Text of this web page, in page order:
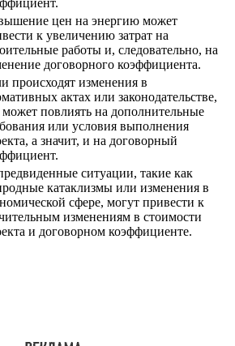
цен на энергию может
к увеличению затрат на
работы и, следовательно, на
договорного коэффициента.
происходят изменения в
актах или законодательстве,
может повлиять на дополнительные
или условия выполнения
а значит, и на договорный
ситуации, такие как
катаклизмы или изменения в
сфере, могут привести к
изменениям в стоимости
и договорном коэффициенте.